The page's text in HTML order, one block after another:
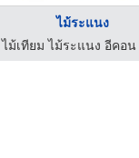
ไม้ระแนง
ไม้เทียม ไม้ระแนง อีคอ